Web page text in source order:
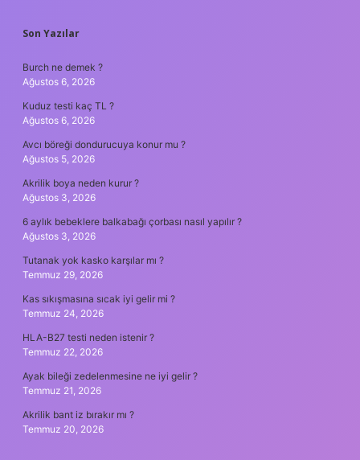
SIDEBAR
Son Yazılar
Burch ne demek ?
Ağustos 6, 2026
Kuduz testi kaç TL ?
Ağustos 6, 2026
Avcı böreği dondurucuya konur mu ?
Ağustos 5, 2026
Akrilik boya neden kurur ?
Ağustos 3, 2026
6 aylık bebeklere balkabağı çorbası nasıl yapılır ?
Ağustos 3, 2026
Tutanak yok kasko karşılar mı ?
Temmuz 29, 2026
Kas sıkışmasına sıcak iyi gelir mi ?
Temmuz 24, 2026
HLA-B27 testi neden istenir ?
Temmuz 22, 2026
Ayak bileği zedelenmesine ne iyi gelir ?
Temmuz 21, 2026
Akrilik bant iz bırakır mı ?
Temmuz 20, 2026